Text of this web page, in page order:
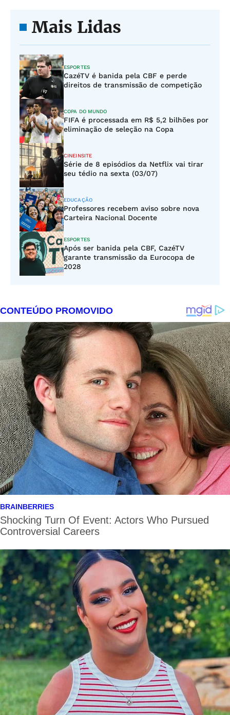
Mais Lidas
ESPORTES
CazéTV é banida pela CBF e perde
direitos de transmissão de competição
COPA DO MUNDO
FIFA é processada em R$ 5,2 bilhões por
eliminação de seleção na Copa
CINEINSITE
Série de 8 episódios da Netflix vai tirar
seu tédio na sexta (03/07)
EDUCAÇÃO
Professores recebem aviso sobre nova
Carteira Nacional Docente
ESPORTES
Após ser banida pela CBF, CazéTV
garante transmissão da Eurocopa de
2028